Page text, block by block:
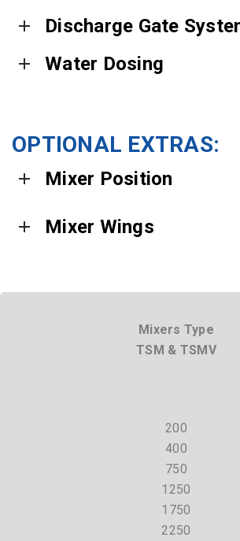
Discharge Gate
Water Dosing
OPTIONAL EXTRAS:
Mixer Position
Mixer Wings
Mixers Type
TSM & TSMV
200
400
750
1250
1750
2250